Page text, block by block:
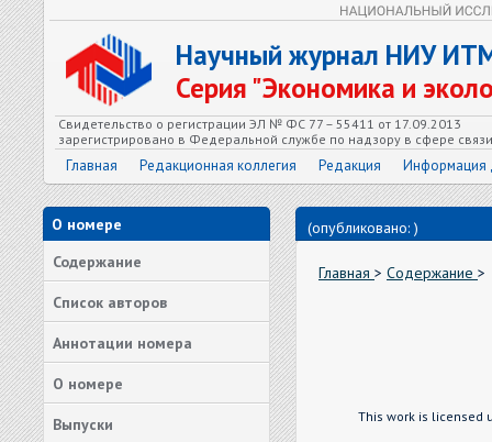
Научный журнал НИУ
Серия "Экономика и
Свидетельство о регистрации ЭЛ № ФС 77 – 55411 от 17.09.2013
зарегистрировано в Федеральной службе по надзору в сфере
Главная Редакционная коллегия Редакция Информация
О номере
Содержание
Список авторов
Аннотации номера
О номере
Выпуски
(опубликовано: )
Главная > Содержание >
This work is licensed